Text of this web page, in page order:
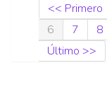
<< Primero
6
7 8
Último >>